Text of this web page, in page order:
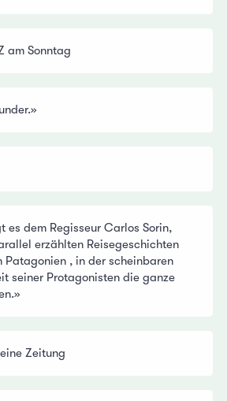
am Sonntag
es dem Regisseur Carlos Sorin,
erzählten Reisegeschichten
Patagonien , in der scheinbaren
seiner Protagonisten die ganze
Zeitung